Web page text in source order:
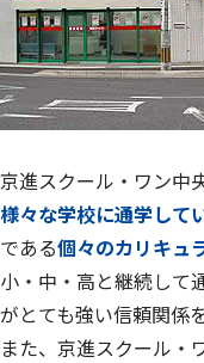
京進スクール・ワン中
様々な学校に通学して
である個々のカリキュ
小・中・高と継続して
がとても強い信頼関係
また、京進スクール・